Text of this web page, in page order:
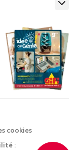
cookies
: